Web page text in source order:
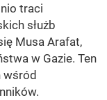
traci
służb
Musa Arafat,
w Gazie. Ten
wśród